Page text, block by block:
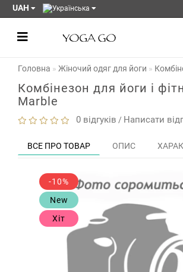
UAH
Головна Жіночий одяг для йоги
Комбінезон для йоги і
Marble
0 відгуків / Написати
ВСЕ ПРО ТОВАР ОПИС
-10%
New
Хіт